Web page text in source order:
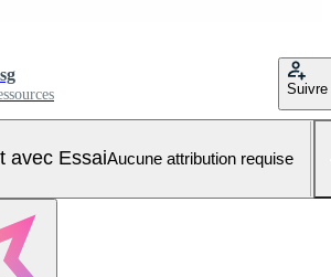
Suivre
avec EssaiAucune attribution requise